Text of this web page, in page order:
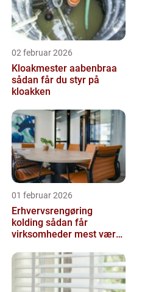
02 februar 2026
Kloakmester aabenbraa
sådan får du styr på
kloakken
01 februar 2026
Erhvervsrengøring
kolding sådan får
virksomheder mest værdi